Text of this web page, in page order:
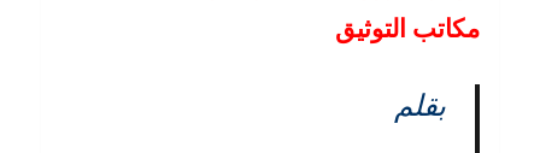
مكاتب التوثيق
بقلم